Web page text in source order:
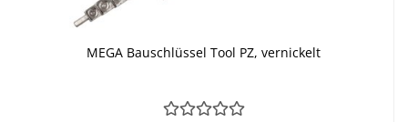
MEGA Bau­schlüs­sel Tool PZ, ver­ni­ckelt